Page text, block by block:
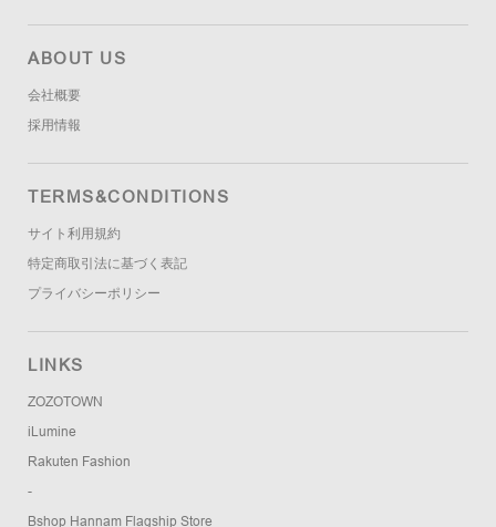
ABOUT US
会社概要
採用情報
TERMS&CONDITIONS
サイト利用規約
特定商取引法に基づく表記
プライバシーポリシー
LINKS
ZOZOTOWN
iLumine
Rakuten Fashion
-
Bshop Hannam Flagship Store